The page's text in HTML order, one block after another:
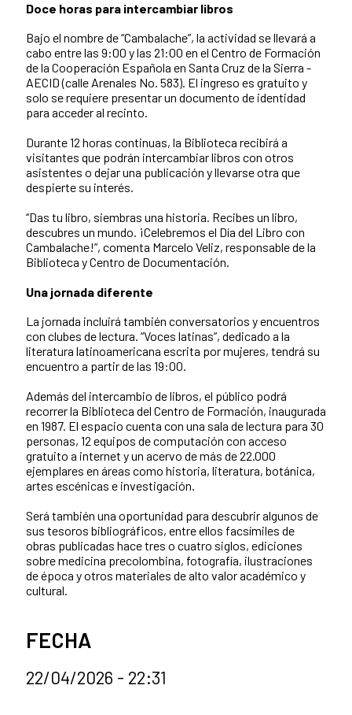
Doce horas para intercambiar libros
Bajo el nombre de “Cambalache”, la actividad se llevará a
cabo entre las 9:00 y las 21:00 en el Centro de Formación
de la Cooperación Española en Santa Cruz de la Sierra -
AECID (calle Arenales No. 583). El ingreso es gratuito y
solo se requiere presentar un documento de identidad
para acceder al recinto.
Durante 12 horas continuas, la Biblioteca recibirá a
visitantes que podrán intercambiar libros con otros
asistentes o dejar una publicación y llevarse otra que
despierte su interés.
“Das tu libro, siembras una historia. Recibes un libro,
descubres un mundo. ¡Celebremos el Día del Libro con
Cambalache!”, comenta Marcelo Veliz, responsable de la
Biblioteca y Centro de Documentación.
Una jornada diferente
La jornada incluirá también conversatorios y encuentros
con clubes de lectura. “Voces latinas”, dedicado a la
literatura latinoamericana escrita por mujeres, tendrá su
encuentro a partir de las 19:00.
Además del intercambio de libros, el público podrá
recorrer la Biblioteca del Centro de Formación, inaugurada
en 1987. El espacio cuenta con una sala de lectura para 30
personas, 12 equipos de computación con acceso
gratuito a internet y un acervo de más de 22.000
ejemplares en áreas como historia, literatura, botánica,
artes escénicas e investigación.
Será también una oportunidad para descubrir algunos de
sus tesoros bibliográficos, entre ellos facsímiles de
obras publicadas hace tres o cuatro siglos, ediciones
sobre medicina precolombina, fotografía, ilustraciones
de época y otros materiales de alto valor académico y
cultural.
FECHA
22/04/2026 - 22:31